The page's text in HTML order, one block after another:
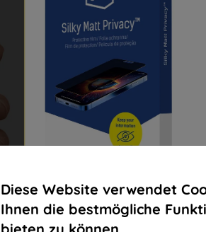
Diese Website verwendet
Ihnen die bestmögliche
bieten zu können.